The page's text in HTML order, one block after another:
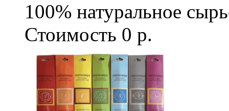
100% натуральное
Стоимость 0 р.